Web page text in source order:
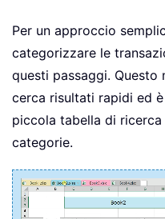
Per un approccio
categorizzare le
questi passaggi.
cerca risultati rapidi ed
piccola tabella di
categorie.